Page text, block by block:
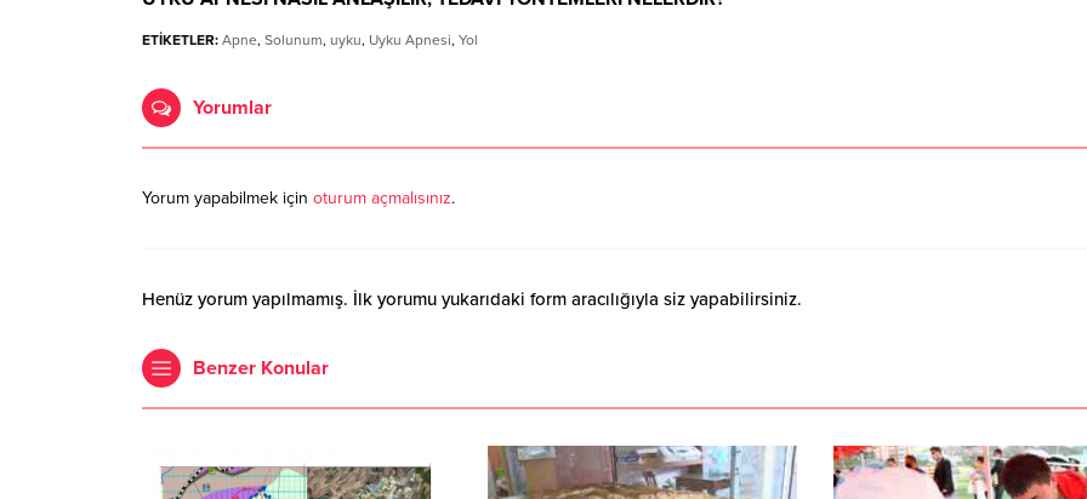
ETİKETLER: Apne, Solunum, uyku, Uyku Apnesi, Yol
Yorumlar
Yorum yapabilmek için oturum açmalısınız.
Henüz yorum yapılmamış. İlk yorumu yukarıdaki form aracılığıyla siz yapabilirsiniz.
Benzer Konular